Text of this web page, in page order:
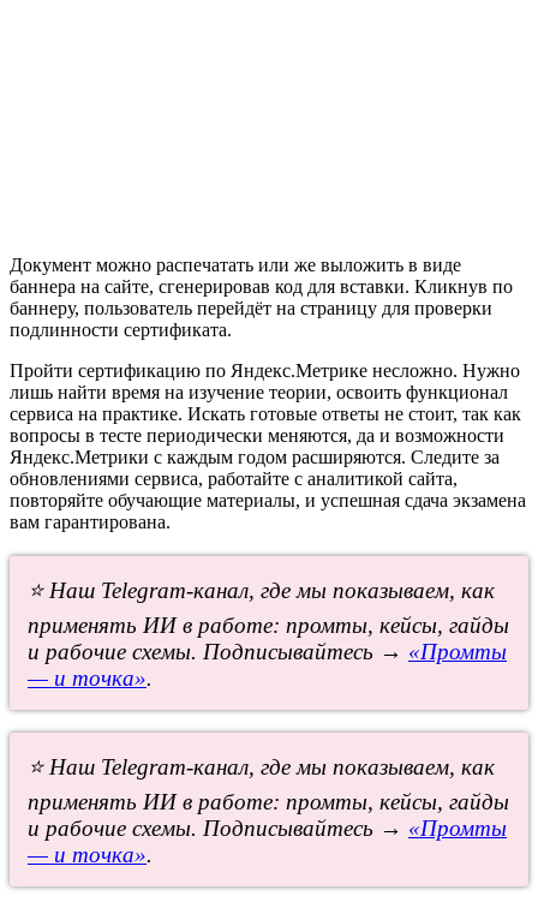
Документ можно распечатать или же выложить в виде
баннера на сайте, сгенерировав код для вставки. Кликнув по
баннеру, пользователь перейдёт на страницу для проверки
подлинности сертификата.
Пройти сертификацию по Яндекс.Метрике несложно. Нужно
лишь найти время на изучение теории, освоить функционал
сервиса на практике. Искать готовые ответы не стоит, так как
вопросы в тесте периодически меняются, да и возможности
Яндекс.Метрики с каждым годом расширяются. Следите за
обновлениями сервиса, работайте с аналитикой сайта,
повторяйте обучающие материалы, и успешная сдача экзамена
вам гарантирована.
⭐ Наш Telegram-канал, где мы показываем, как
применять ИИ в работе: промты, кейсы, гайды
и рабочие схемы. Подписывайтесь → «Промты
— и точка».
⭐ Наш Telegram-канал, где мы показываем, как
применять ИИ в работе: промты, кейсы, гайды
и рабочие схемы. Подписывайтесь → «Промты
— и точка».